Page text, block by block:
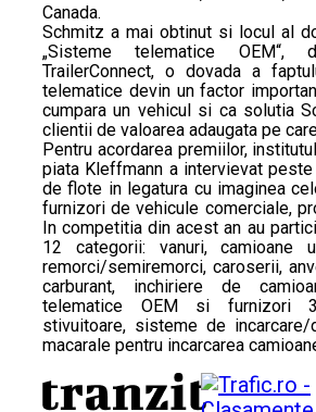
Canada.
Schmitz a mai obtinut si locul al
„Sisteme telematice OEM“,
TrailerConnect, o dovada a
telematice devin un factor
cumpara un vehicul si ca solutia
clientii de valoarea adaugata pe
Pentru acordarea premiilor,
piata Kleffmann a intervievat
de flote in legatura cu imaginea
furnizori de vehicule comerciale,
In competitia din acest an au
12 categorii: vanuri, camioane
remorci/semiremorci, caroserii,
carburant, inchiriere de
telematice OEM si furnizori
stivuitoare, sisteme de
macarale pentru incarcarea